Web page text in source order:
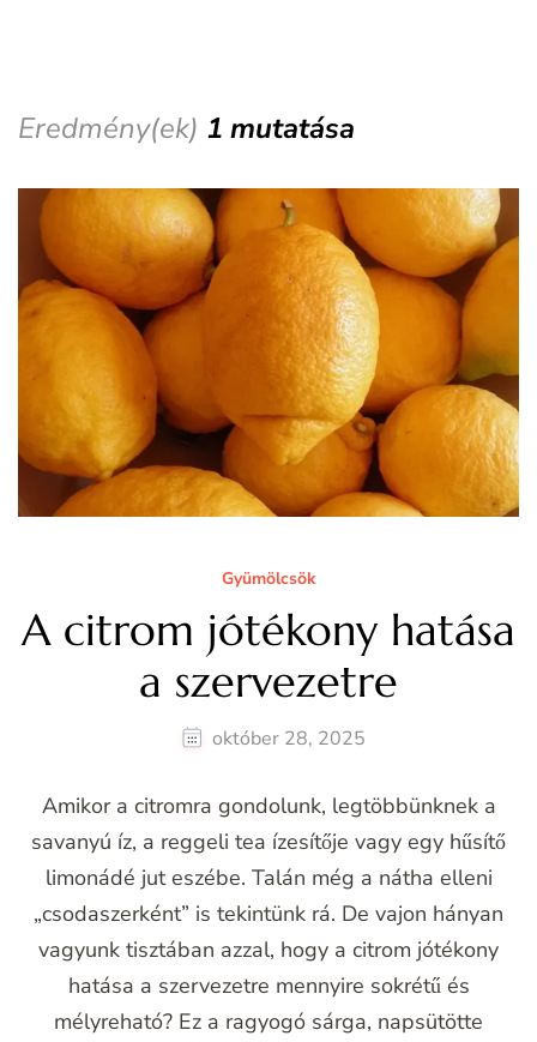
Eredmény(ek) 1 mutatása
Gyümölcsök
A citrom jótékony hatása
a szervezetre
október 28, 2025
Amikor a citromra gondolunk, legtöbbünknek a
savanyú íz, a reggeli tea ízesítője vagy egy hűsítő
limonádé jut eszébe. Talán még a nátha elleni
„csodaszerként” is tekintünk rá. De vajon hányan
vagyunk tisztában azzal, hogy a citrom jótékony
hatása a szervezetre mennyire sokrétű és
mélyreható? Ez a ragyogó sárga, napsütötte